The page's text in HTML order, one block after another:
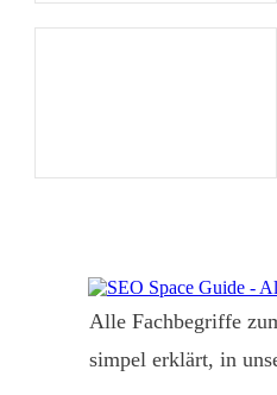
Alle Fachbegriffe
simpel erklärt, in